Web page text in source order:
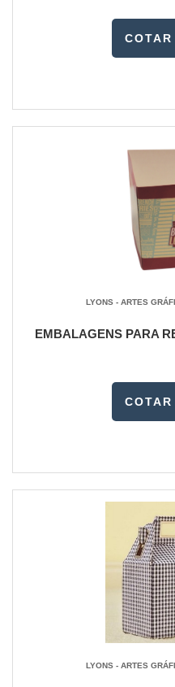
LYONS - ARTES
EMBALAGENS PARA
LYONS - ARTES